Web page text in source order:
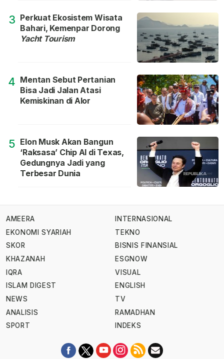
3 Perkuat Ekosistem Wisata
Bahari, Kemenpar Dorong
Yacht Tourism
4 Mentan Sebut Pertanian
Bisa Jadi Jalan Atasi
Kemiskinan di Alor
5 Elon Musk Akan Bangun
‘Raksasa’ Chip AI di Texas,
Gedungnya Jadi yang
Terbesar Dunia
AMEERA
EKONOMI SYARIAH
SKOR
KHAZANAH
IQRA
ISLAM DIGEST
NEWS
ANALISIS
SPORT
INTERNASIONAL
TEKNO
BISNIS FINANSIAL
ESGNOW
VISUAL
ENGLISH
TV
RAMADHAN
INDEKS